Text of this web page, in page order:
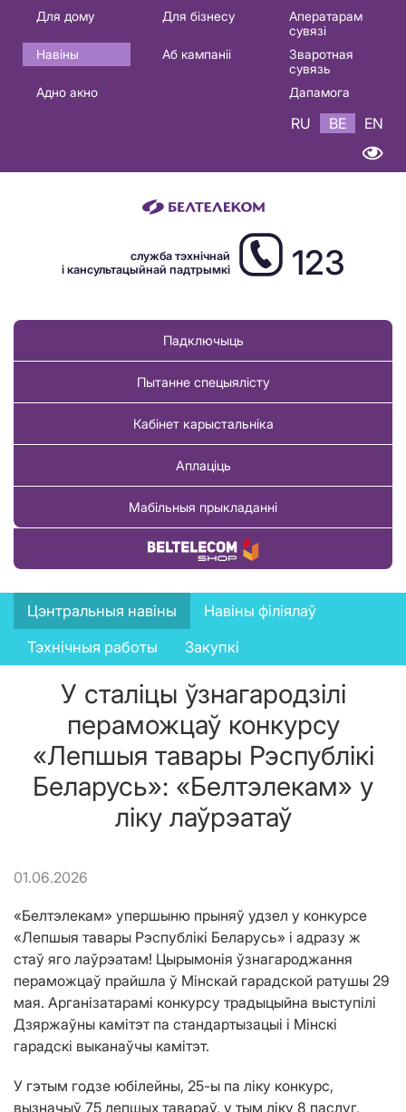
Основная
навигация
BE
Для дому Для бізнесу
Аператарам
сувязі
Навіны
Аб кампаніі
Зваротная
сувязь
Адно акно
Дапамога
RU BE EN
служба тэхнічнай
і кансультацыйнай падтрымкі
123
Падключыць
Пытанне спецыялісту
Кабінет карыстальніка
Аплаціць
Мабільныя прыкладанні
Купіць тавар
News
menu
Цэнтральныя навіны
Навіны філіялаў
Тэхнічныя работы
Закупкі
У сталіцы ўзнагародзілі
пераможцаў конкурсу
«Лепшыя тавары Рэспублікі
Беларусь»: «Белтэлекам» у
ліку лаўрэатаў
01.06.2026
«Белтэлекам» упершыню прыняў удзел у конкурсе
«Лепшыя тавары Рэспублікі Беларусь» і адразу ж
стаў яго лаўрэатам! Цырымонія ўзнагароджання
пераможцаў прайшла ў Мінскай гарадской ратушы 29
мая. Арганізатарамі конкурсу традыцыйна выступілі
Дзяржаўны камітэт па стандартызацыі і Мінскі
гарадскі выканаўчы камітэт.
У гэтым годзе юбілейны, 25-ы па ліку конкурс,
вызначыў 75 лепшых тавараў, у тым ліку 8 паслуг,